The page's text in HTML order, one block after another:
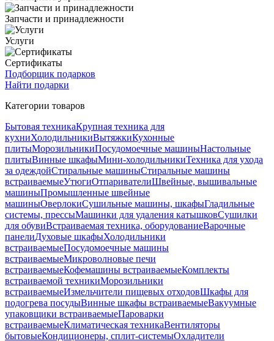
Запчасти и принадлежности
Услуги
Сертификаты
Подборщик подарков
Найти подарки
Категории товаров
Бытовая техникаКрупная техника для
кухниХолодильникиВытяжкиКухонные
плитыМорозильникиПосудомоечные машиныНастольные
плитыВинные шкафыМини-холодильникиТехника для ухода
за одеждойСтиральные машиныСтиральные машины
встраиваемыеУтюгиОтпаривателиШвейные, вышивальные
машиныПромышленные швейные
машиныОверлокиСушильные машины, шкафыГладильные
системы, прессыМашинки для удаления катышковСушилки
для обувиВстраиваемая техника, оборудованиеВарочные
панелиДуховые шкафыХолодильники
встраиваемыеПосудомоечные машины
встраиваемыеМикроволновые печи
встраиваемыеКофемашины встраиваемыеКомплекты
встраиваемой техникиМорозильники
встраиваемыеИзмельчители пищевых отходовШкафы для
подогрева посудыВинные шкафы встраиваемыеВакуумные
упаковщики встраиваемыеПароварки
встраиваемыеКлиматическая техникаВентиляторы
бытовыеКондиционеры, сплит-системыОхладители